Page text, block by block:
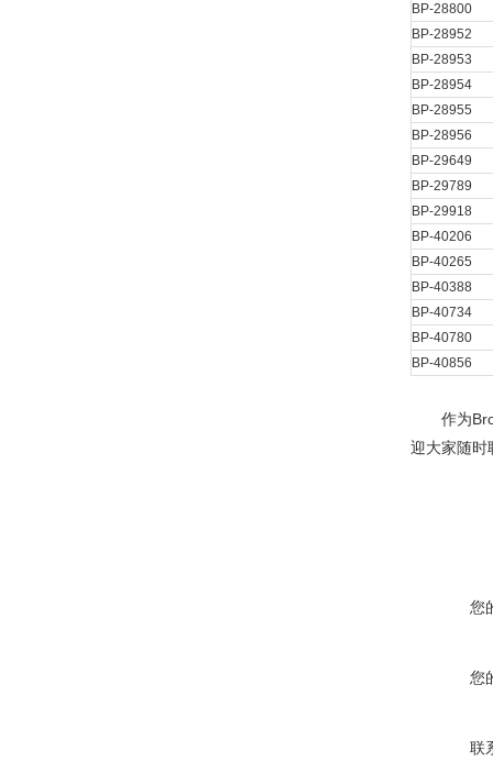
BP-28800
BP-28952
BP-28953
BP-28954
BP-28955
BP-28956
BP-29649
BP-29789
BP-29918
BP-40206
BP-40265
BP-40388
BP-40734
BP-40780
BP-40856
作为
迎大家随时
您
您
联